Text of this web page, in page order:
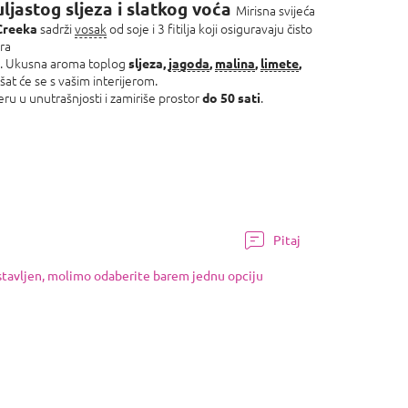
sljeza i slatkog voća Mirisna svijeća
sadrživosak od soje i 3 fitilja koji osiguravaju čisto
Ukusna aroma toplog sljeza, jagoda, malina, limete,
će se s vašim interijerom.
u unutrašnjosti i zamiriše prostordo 50 sati.
Pitaj
molimo odaberite barem jednu opciju